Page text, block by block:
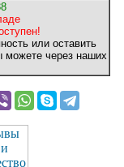
или оставить
можете через наших